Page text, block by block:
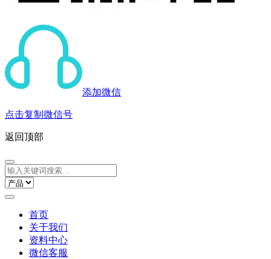
添加微信
点击复制微信号
返回顶部
首页
关于我们
资料中心
微信客服